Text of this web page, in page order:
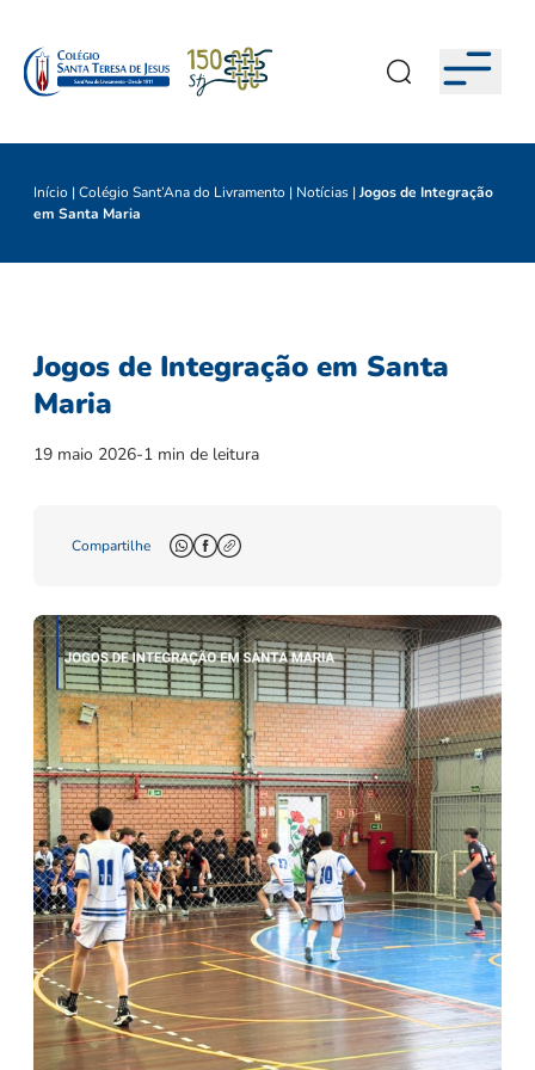
Início | Colégio Sant’Ana do Livramento | Notícias | Jogos de Integração
em Santa Maria
Jogos de Integração em Santa
Maria
19 maio 2026-1 min de leitura
Compartilhe